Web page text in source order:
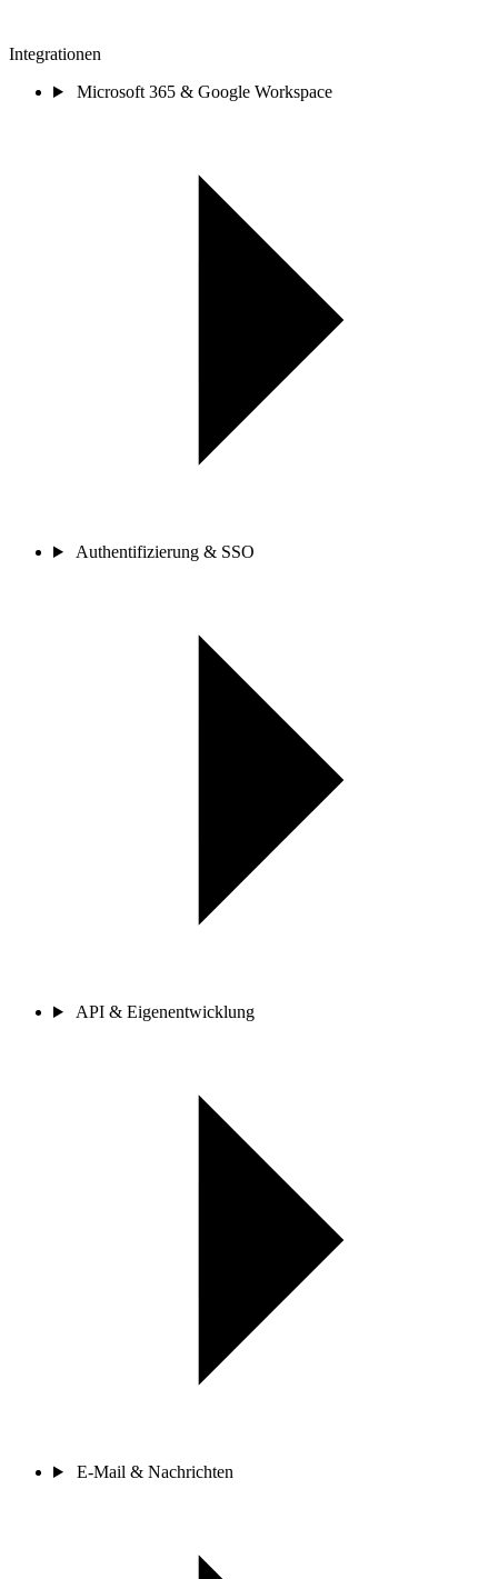
Integrationen
Microsoft 365 & Google Workspace
Authentifizierung & SSO
API & Eigenentwicklung
E-Mail & Nachrichten